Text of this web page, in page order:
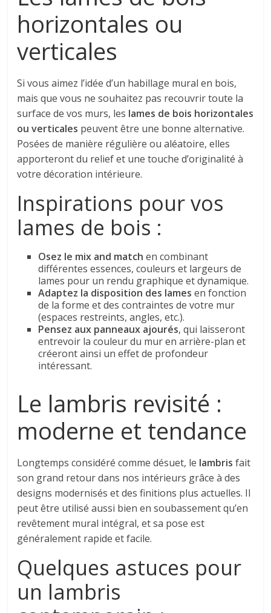
horizontales ou
verticales
Si vous aimez l’idée d’un habillage mural en bois,
mais que vous ne souhaitez pas recouvrir toute la
surface de vos murs, les lames de bois horizontales
ou verticales peuvent être une bonne alternative.
Posées de manière régulière ou aléatoire, elles
apporteront du relief et une touche d’originalité à
votre décoration intérieure.
Inspirations pour vos
lames de bois :
Osez le mix and match en combinant
différentes essences, couleurs et largeurs de
lames pour un rendu graphique et dynamique.
Adaptez la disposition des lames en fonction
de la forme et des contraintes de votre mur
(espaces restreints, angles, etc.).
Pensez aux panneaux ajourés, qui laisseront
entrevoir la couleur du mur en arrière-plan et
créeront ainsi un effet de profondeur
intéressant.
Le lambris revisité :
moderne et tendance
Longtemps considéré comme désuet, le lambris fait
son grand retour dans nos intérieurs grâce à des
designs modernisés et des finitions plus actuelles. Il
peut être utilisé aussi bien en soubassement qu’en
revêtement mural intégral, et sa pose est
généralement rapide et facile.
Quelques astuces pour
un lambris